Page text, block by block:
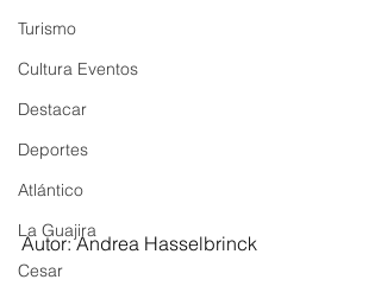
Turismo
Cultura Eventos
Destacar
Deportes
Atlántico
La Guajira
Cesar
Autor: Andrea Hasselbrinck